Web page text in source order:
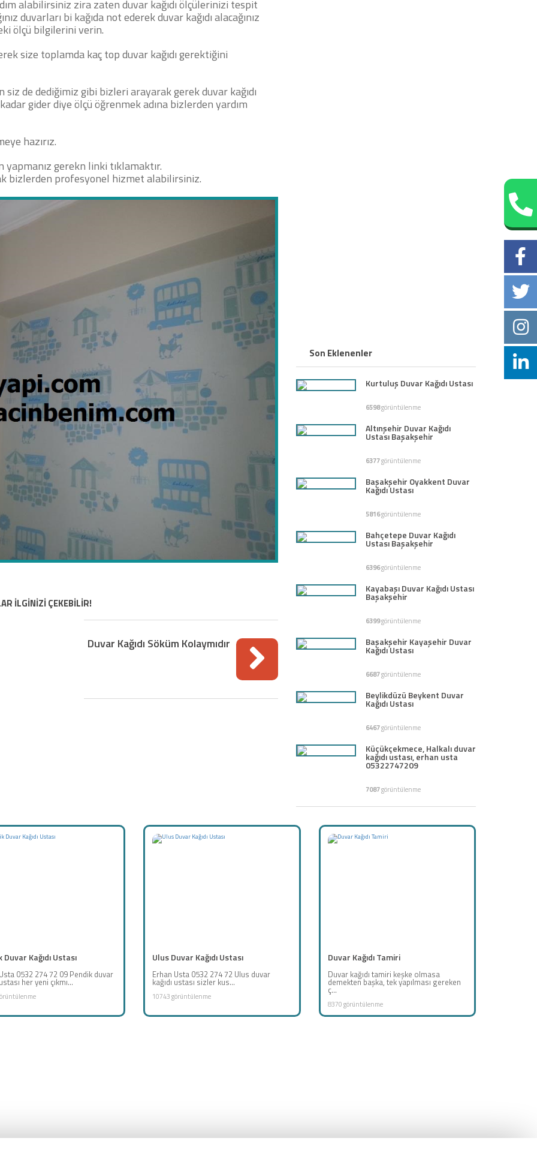
alabilirsiniz zira zaten duvar kağıdı ölçülerinizi tespit
duvarları bi kağıda not ederek duvar kağıdı alacağınız
ölçü bilgilerini verin.
size toplamda kaç top duvar kağıdı gerektiğini
de dediğimiz gibi bizleri arayarak gerek duvar kağıdı
gider diye ölçü öğrenmek adına bizlerden yardım
hazırız.
yapmanız gerekn linki tıklamaktır.
bizlerden profesyonel hizmet alabilirsiniz.
İLGİNİZİ ÇEKEBİLİR!
Duvar Kağıdı Söküm Kolaymıdır
Son Eklenenler
Kurtuluş Duvar Kağıdı Ustası
6598görüntülenme
Altınşehir Duvar Kağıdı
Ustası Başakşehir
6377görüntülenme
Başakşehir Oyakkent Duvar
Kağıdı Ustası
5816görüntülenme
Bahçetepe Duvar Kağıdı
Ustası Başakşehir
6396görüntülenme
Kayabaşı Duvar Kağıdı Ustası
Başakşehir
6399görüntülenme
Başakşehir Kayaşehir Duvar
Kağıdı Ustası
6687görüntülenme
Beylikdüzü Beykent Duvar
Kağıdı Ustası
6467görüntülenme
Küçükçekmece, Halkalı duvar
kağıdı ustası, erhan usta
05322747209
7087görüntülenme
Kağıdı Ustası
0532 274 72 09 Pendik duvar
her yeni çıkmı...
Ulus Duvar Kağıdı Ustası
Erhan Usta 0532 274 72 Ulus duvar
kağıdı ustası sizler kus...
10743 görüntülenme
Duvar Kağıdı Tamiri
Duvar kağıdı tamiri keşke olmasa
demekten başka, tek yapılması gereken
ç...
8370 görüntülenme